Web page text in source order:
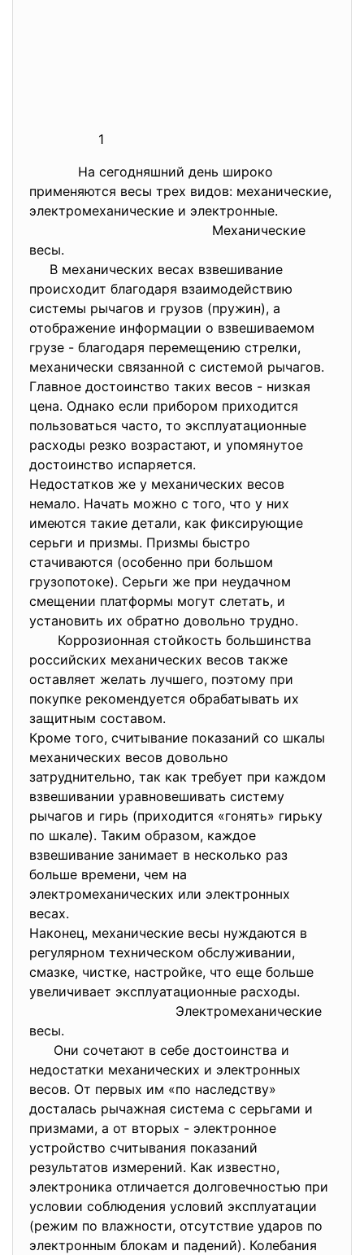
1
На сегодняшний день широко
применяются весы трех видов: механические,
электромеханические и электронные.
Механические
весы.
В механических весах взвешивание
происходит благодаря взаимодействию
системы рычагов и грузов (пружин), а
отображение информации о взвешиваемом
грузе - благодаря перемещению стрелки,
механически связанной с системой рычагов.
Главное достоинство таких весов - низкая
цена. Однако если прибором приходится
пользоваться часто, то эксплуатационные
расходы резко возрастают, и упомянутое
достоинство испаряется.
Недостатков же у механических весов
немало. Начать можно с того, что у них
имеются такие детали, как фиксирующие
серьги и призмы. Призмы быстро
стачиваются (особенно при большом
грузопотоке). Серьги же при неудачном
смещении платформы могут слетать, и
установить их обратно довольно трудно.
Коррозионная стойкость большинства
российских механических весов также
оставляет желать лучшего, поэтому при
покупке рекомендуется обрабатывать их
защитным составом.
Кроме того, считывание показаний со шкалы
механических весов довольно
затруднительно, так как требует при каждом
взвешивании уравновешивать систему
рычагов и гирь (приходится «гонять» гирьку
по шкале). Таким образом, каждое
взвешивание занимает в несколько раз
больше времени, чем на
электромеханических или электронных
весах.
Наконец, механические весы нуждаются в
регулярном техническом обслуживании,
смазке, чистке, настройке, что еще больше
увеличивает эксплуатационные расходы.
Электромеханические
весы.
Они сочетают в себе достоинства и
недостатки механических и электронных
весов. От первых им «по наследству»
досталась рычажная система с серьгами и
призмами, а от вторых - электронное
устройство считывания показаний
результатов измерений. Как известно,
электроника отличается долговечностью при
условии соблюдения условий эксплуатации
(режим по влажности, отсутствие ударов по
электронным блокам и падений). Колебания